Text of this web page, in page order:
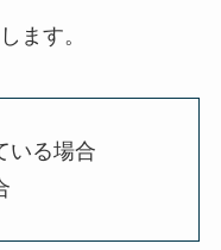
ます。
いる場合